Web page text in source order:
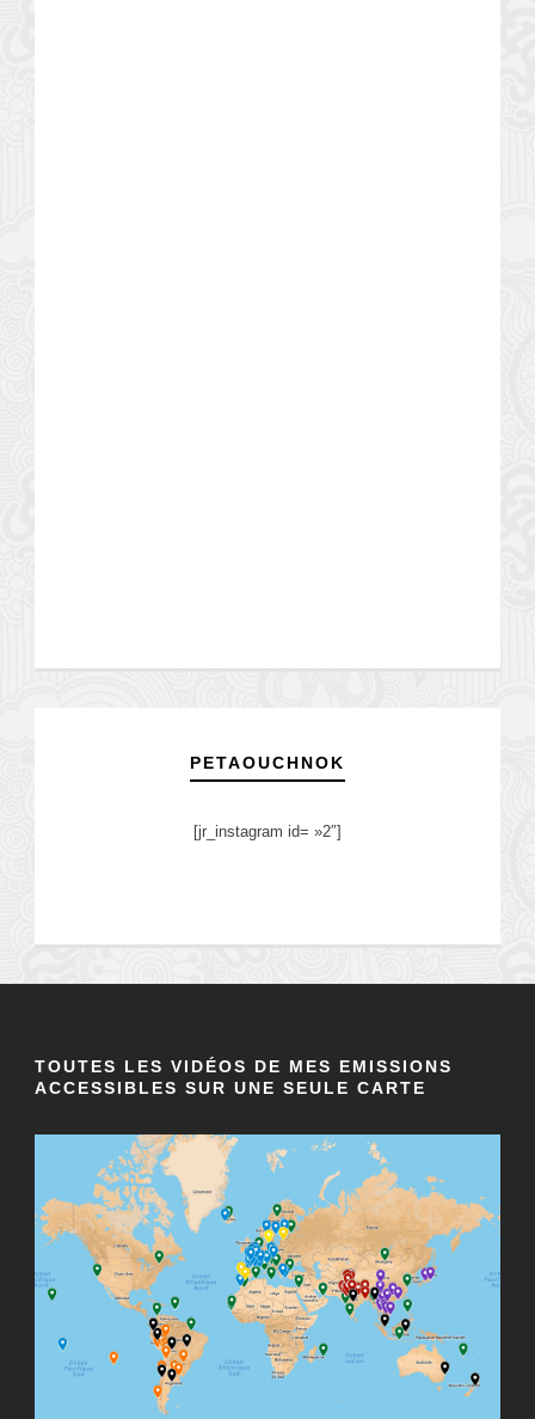
PETAOUCHNOK
[jr_instagram id= »2″]
TOUTES LES VIDÉOS DE MES EMISSIONS
ACCESSIBLES SUR UNE SEULE CARTE